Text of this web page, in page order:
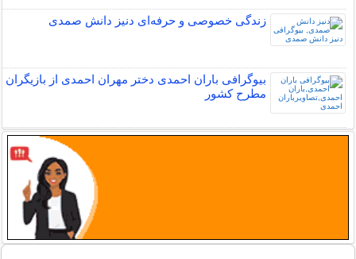
زندگی خصوصی و حرفه‌ای دنیز دانش صمدی
بیوگرافی باران احمدی دختر مهران احمدی از بازیگران
مطرح کشور